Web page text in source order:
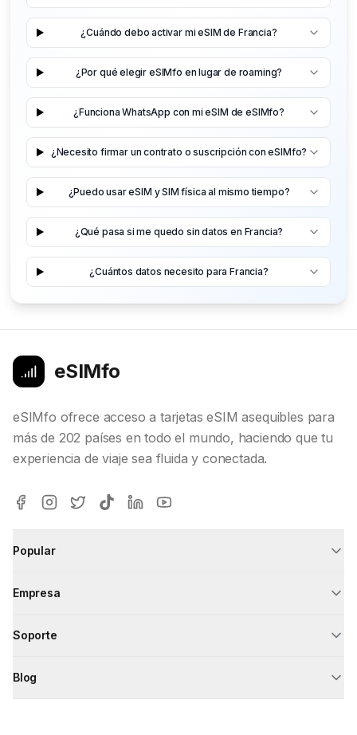
¿Cuándo debo activar mi eSIM de Francia?
¿Por qué elegir eSIMfo en lugar de roaming?
¿Funciona WhatsApp con mi eSIM de eSIMfo?
¿Necesito firmar un contrato o suscripción con eSIMfo?
¿Puedo usar eSIM y SIM física al mismo tiempo?
¿Qué pasa si me quedo sin datos en Francia?
¿Cuántos datos necesito para Francia?
eSIMfo
eSIMfo ofrece acceso a tarjetas eSIM asequibles para
más de 202 países en todo el mundo, haciendo que tu
experiencia de viaje sea fluida y conectada.
Popular
Empresa
Soporte
Blog